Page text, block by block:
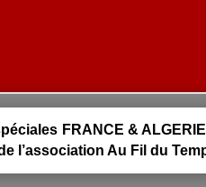
FRANCE &
l’association Au Fil du